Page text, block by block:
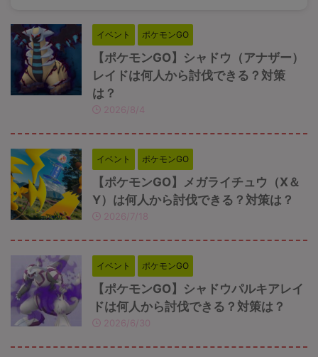
イベント ポケモンGO
【ポケモンGO】シャドウ（アナザー）
レイドは何人から討伐できる？対策
は？
2026/8/4
イベント ポケモンGO
【ポケモンGO】メガライチュウ（X＆
Y）は何人から討伐できる？対策は？
2026/7/18
イベント ポケモンGO
【ポケモンGO】シャドウパルキアレイ
ドは何人から討伐できる？対策は？
2026/6/30